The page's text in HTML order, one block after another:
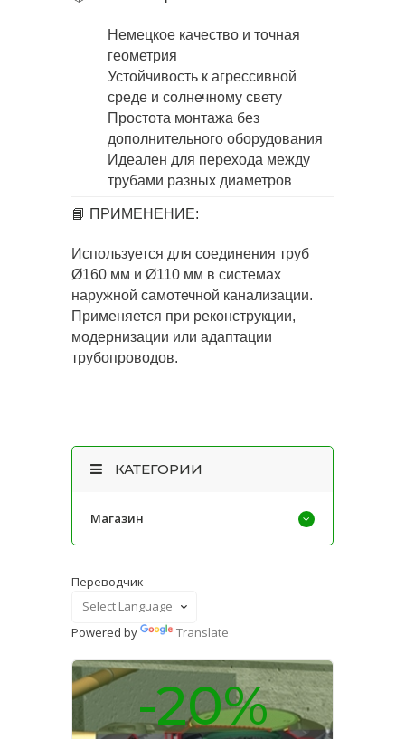
Немецкое качество и точная
геометрия
Устойчивость к агрессивной
среде и солнечному свету
Простота монтажа без
дополнительного оборудования
Идеален для перехода между
трубами разных диаметров
📘 ПРИМЕНЕНИЕ:
Используется для соединения труб
Ø160 мм и Ø110 мм в системах
наружной самотечной канализации.
Применяется при реконструкции,
модернизации или адаптации
трубопроводов.
КАТЕГОРИИ
Магазин
Переводчик
Powered by Translate
-20%